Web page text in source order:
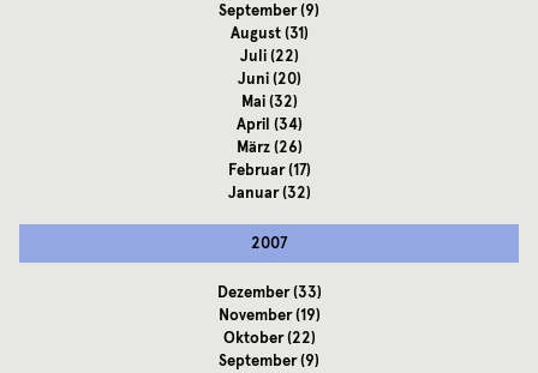
September(9)
August(31)
Juli(22)
Juni(20)
Mai(32)
April (34)
März(26)
Februar(17)
Januar(32)
2007
Dezember(33)
November(19)
Oktober(22)
September(9)